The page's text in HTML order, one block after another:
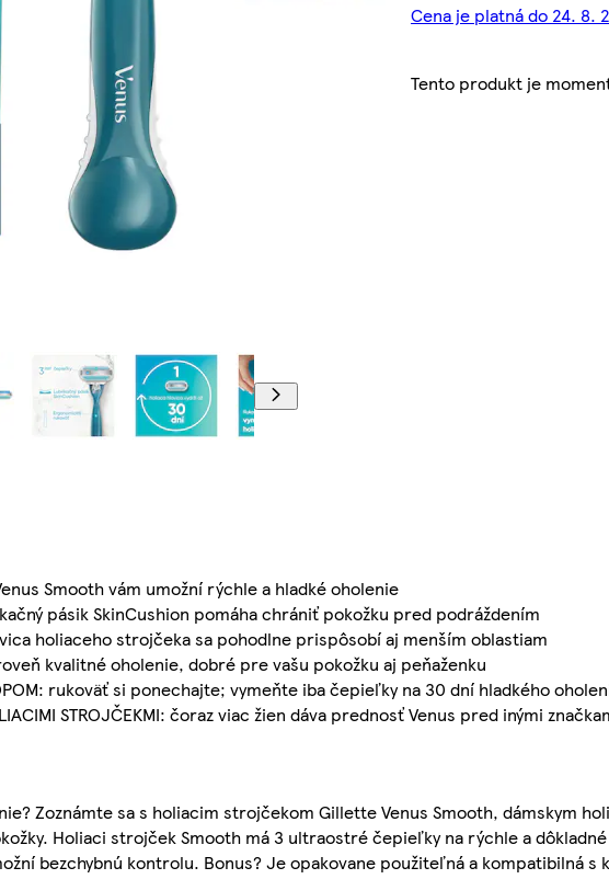
Cena je platná do 24. 8.
Tento produkt je
Smooth vám umožní rýchle a hladké oholenie
pásik SkinCushion pomáha chrániť pokožku pred podráždením
holiaceho strojčeka sa pohodlne prispôsobí aj menším oblastiam
kvalitné oholenie, dobré pre vašu pokožku aj peňaženku
rukoväť si ponechajte; vymeňte iba čepieľky na 30 dní hladkého
STROJČEKMI: čoraz viac žien dáva prednosť Venus pred inými
Zoznámte sa s holiacim strojčekom Gillette Venus Smooth, dámskym
Holiaci strojček Smooth má 3 ultraostré čepieľky na rýchle a
bezchybnú kontrolu. Bonus? Je opakovane použiteľná a kompatibilná s